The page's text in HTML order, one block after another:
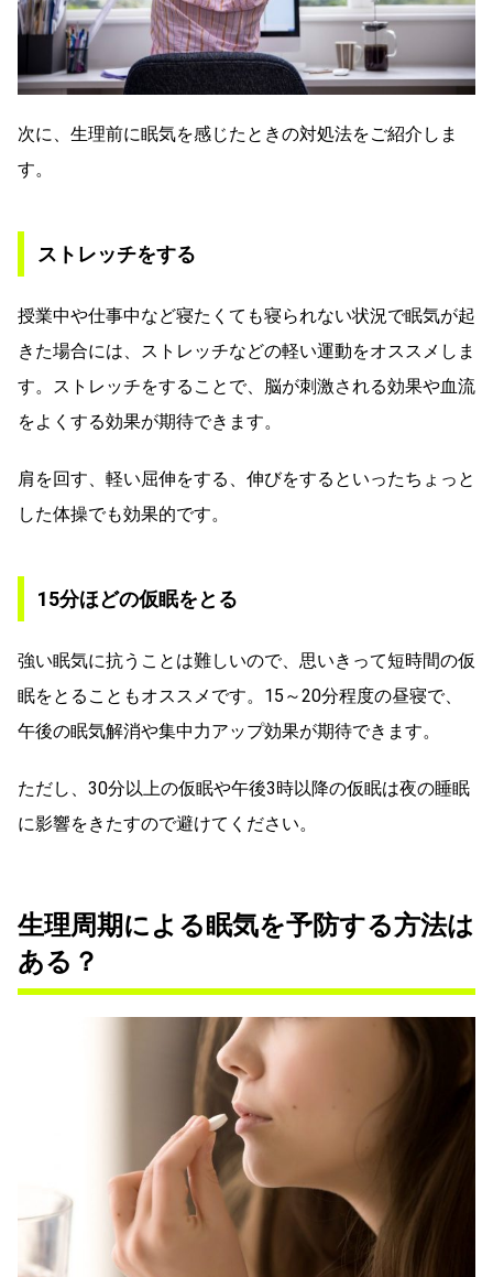
次に、生理前に眠気を感じたときの対処法をご紹介しま
す。
ストレッチをする
授業中や仕事中など寝たくても寝られない状況で眠気が起
きた場合には、ストレッチなどの軽い運動をオススメしま
す。ストレッチをすることで、脳が刺激される効果や血流
をよくする効果が期待できます。
肩を回す、軽い屈伸をする、伸びをするといったちょっと
した体操でも効果的です。
15分ほどの仮眠をとる
強い眠気に抗うことは難しいので、思いきって短時間の仮
眠をとることもオススメです。15～20分程度の昼寝で、
午後の眠気解消や集中力アップ効果が期待できます。
ただし、30分以上の仮眠や午後3時以降の仮眠は夜の睡眠
に影響をきたすので避けてください。
生理周期による眠気を予防する方法は
ある？